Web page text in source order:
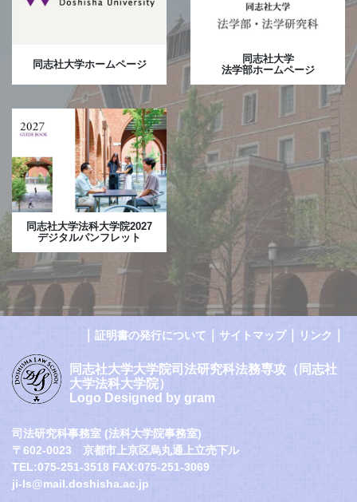
同志社大学ホームページ
同志社大学
法学部ホームページ
同志社大学法科大学院2027
デジタルパンフレット
証明書の発行について サイトマップ｜ リンク
同志社大学大学院司法研究科法務専攻（同志社
大学法科大学院）
Logo Designed by gram
司法研究科事務室 (法科大学院事務室)
〒602-0023 京都市上京区烏丸通上立売下ル
TEL:075-251-3518 FAX:075-251-3069
ji-ls@mail.doshisha.ac.jp